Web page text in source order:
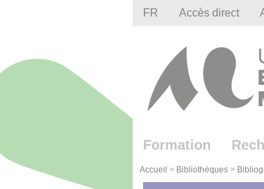
FR Accès direct
Formation
Accueil > Bibliothèques >